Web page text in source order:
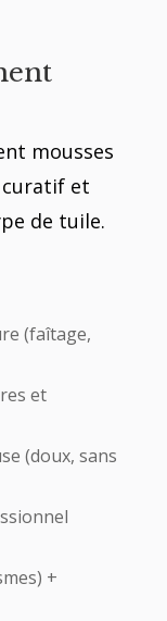
mousses
curatif et
de tuile.
(faîtage,
et
(doux, sans
+